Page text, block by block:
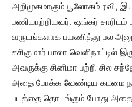
அறிமுகமாகும் பூலோகம் ரவி,
பணியாற்றியவர். ஷங்கர்
வருடங்களாக பயணித்து பல
சசிகுமார் பாலா வெளிநாட்டில்
அவருக்கு சினிமா பற்றி சில
அதை போக்க வேண்டிய கடமை
படத்தை தொடங்கும் போது அதை